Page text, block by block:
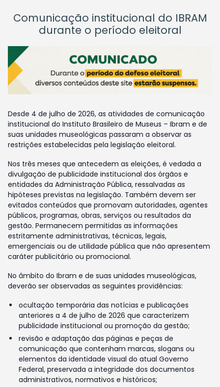
Comunicação institucional do IBRAM
durante o período eleitoral
Desde 4 de julho de 2026, as atividades de comunicação
institucional do Instituto Brasileiro de Museus – Ibram e de
suas unidades museológicas passaram a observar as
restrições estabelecidas pela legislação eleitoral.
Nos três meses que antecedem as eleições, é vedada a
divulgação de publicidade institucional dos órgãos e
entidades da Administração Pública, ressalvadas as
hipóteses previstas na legislação. Também devem ser
evitados conteúdos que promovam autoridades, agentes
públicos, programas, obras, serviços ou resultados da
gestão. Permanecem permitidas as informações
estritamente administrativas, técnicas, legais,
emergenciais ou de utilidade pública que não apresentem
caráter publicitário ou promocional.
No âmbito do Ibram e de suas unidades museológicas,
deverão ser observadas as seguintes providências:
ocultação temporária das notícias e publicações
anteriores a 4 de julho de 2026 que caracterizem
publicidade institucional ou promoção da gestão;
revisão e adaptação das páginas e peças de
comunicação que contenham marcas, slogans ou
elementos da identidade visual do atual Governo
Federal, preservada a integridade dos documentos
administrativos, normativos e históricos;